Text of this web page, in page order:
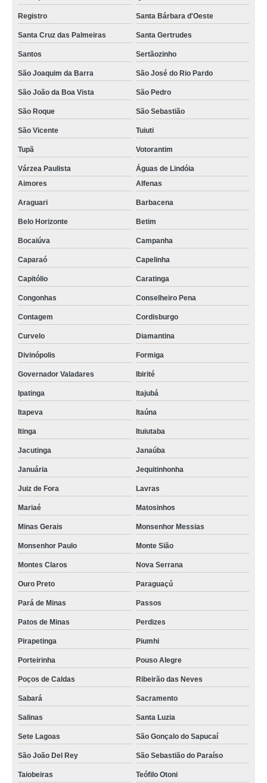
Registro Santa Bárbara d'Oeste
Santa Cruz das Palmeiras Santa Gertrudes
Santos Sertãozinho
São Joaquim da Barra São José do Rio Pardo
São João da Boa Vista São Pedro
São Roque São Sebastião
São Vicente Tuiuti
Tupã Votorantim
Várzea Paulista
Águas de Lindóia
Aimores
Alfenas
Araguari Barbacena
Belo Horizonte Betim
Bocaiúva Campanha
Caparaó Capelinha
Capitólio Caratinga
Congonhas Conselheiro Pena
Contagem Cordisburgo
Curvelo Diamantina
Divinópolis Formiga
Governador Valadares Ibirité
Ipatinga Itajubá
Itapeva Itaúna
Itinga Ituiutaba
Jacutinga Janaúba
Januária Jequitinhonha
Juiz de Fora Lavras
Mariaé Matosinhos
Minas Gerais Monsenhor Messias
Monsenhor Paulo Monte Sião
Montes Claros Nova Serrana
Ouro Preto Paraguaçú
Pará de Minas Passos
Patos de Minas Perdizes
Pirapetinga Piumhi
Porteirinha Pouso Alegre
Poços de Caldas Ribeirão das Neves
Sabará Sacramento
Salinas Santa Luzia
Sete Lagoas São Gonçalo do Sapucaí
São João Del Rey São Sebastião do Paraíso
Taiobeiras Teófilo Otoni